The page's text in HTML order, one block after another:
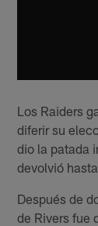
Los Raiders
diferir su
dio la patada
devolvió
Después de
de Rivers fue